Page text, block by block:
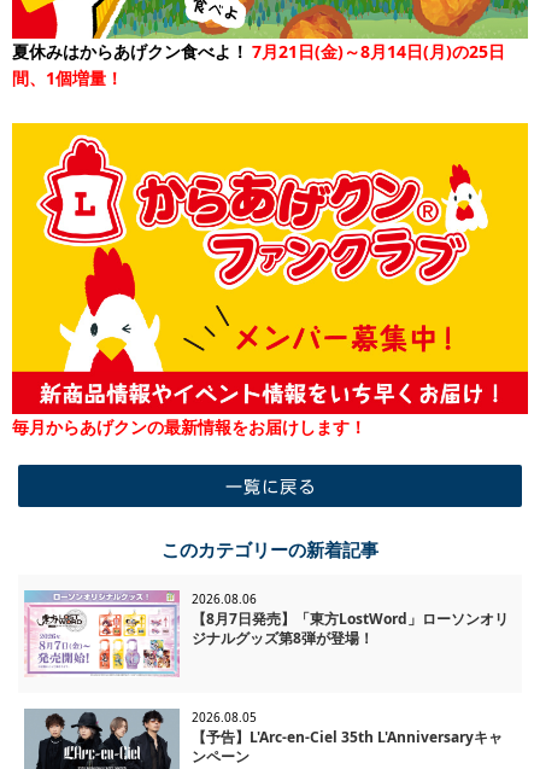
夏休みはからあげクン食べよ！ 7月21日(金)～8月14日(月)の25日
間、1個増量！
毎月からあげクンの最新情報をお届けします！
このカテゴリーの新着記事
2026.08.06
【8月7日発売】「東方LostWord」ローソンオリ
ジナルグッズ第8弾が登場！
2026.08.05
【予告】L'Arc-en-Ciel 35th L'Anniversaryキャ
ンペーン